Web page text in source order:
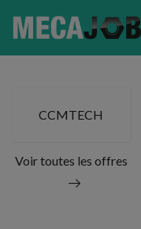
CCMTECH
Voir toutes les offres